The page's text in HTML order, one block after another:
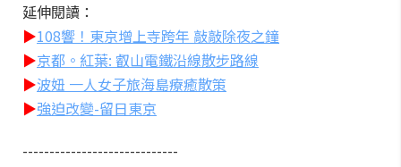
延伸閱讀：
▶108響！東京增上寺跨年 敲敲除夜之鐘
▶京都。紅葉: 叡山電鐵沿線散步路線
▶波妞 一人女子旅海島療癒散策
▶強迫改變-留日東京
-----------------------------